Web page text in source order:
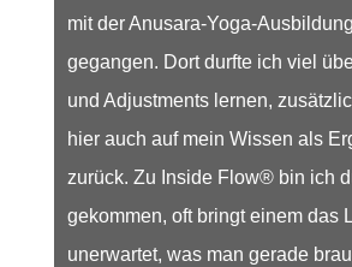
mit der Anusara-Yoga-
gegangen. Dort durfte ich viel
und Adjustments lernen,
hier auch auf mein Wissen als
zurück. Zu Inside Flow® bin ich
gekommen, oft bringt einem das
unerwartet, was man gerade